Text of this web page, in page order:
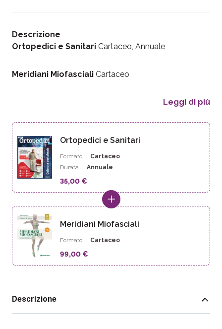
Ortopedici e Sanitari
Formato
Cartaceo
Durata
Annuale
35,00 €
Meridiani Miofasciali
Formato Cartaceo
99,00 €
Descrizione
Ortopedici e Sanitari Cartaceo, Annuale
Meridiani Miofasciali Cartaceo
Leggi di più
Descrizione